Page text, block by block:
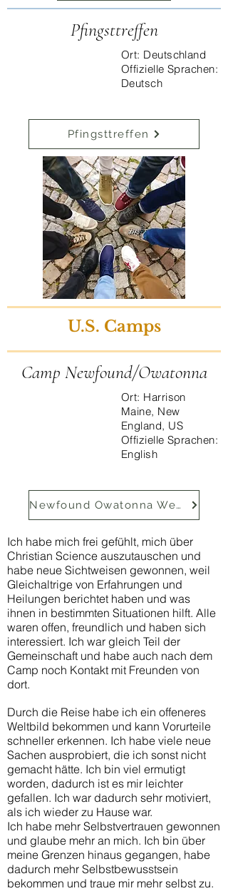
Pfingsttreffen
Ort: Deutschland
Offizielle Sprachen:
Deutsch
Pfingsttreffen
U.S. Camps
Camp Newfound/Owatonna
Ort: Harrison
Maine, New
England, US
Offizielle Sprachen:
English
Newfound Owatonna Website
Ich habe mich frei gefühlt, mich über
Christian Science auszutauschen und
habe neue Sichtweisen gewonnen, weil
Gleichaltrige von Erfahrungen und
Heilungen berichtet haben und was
ihnen in bestimmten Situationen hilft. Alle
waren offen, freundlich und haben sich
interessiert. Ich war gleich Teil der
Gemeinschaft und habe auch nach dem
Camp noch Kontakt mit Freunden von
dort.
Durch die Reise habe ich ein offeneres
Weltbild bekommen und kann Vorurteile
schneller erkennen. Ich habe viele neue
Sachen ausprobiert, die ich sonst nicht
gemacht hätte. Ich bin viel ermutigt
worden, dadurch ist es mir leichter
gefallen. Ich war dadurch sehr motiviert,
als ich wieder zu Hause war.
Ich habe mehr Selbstvertrauen gewonnen
und glaube mehr an mich. Ich bin über
meine Grenzen hinaus gegangen, habe
dadurch mehr Selbstbewusstsein
bekommen und traue mir mehr selbst zu.